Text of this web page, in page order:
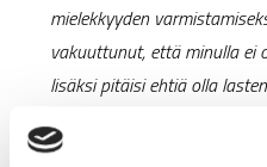
mielekkyyden
vakuuttunut, että minulla ei
lisäksi pitäisi ehtiä olla
ruokailuaikojen tapaan
alettava toimimaan sen